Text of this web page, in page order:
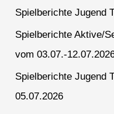
Spielberichte Jugend
Spielberichte Aktive/
vom 03.07.-
Spielberichte Jugend
05.07.2026